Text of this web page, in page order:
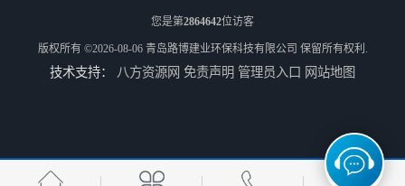
您是第2864642位访客
版权所有 ©2026-08-06 青岛路博建业环保科技有限公司 保留所有权利.
技术支持： 八方资源网 免责声明 管理员入口 网站地图